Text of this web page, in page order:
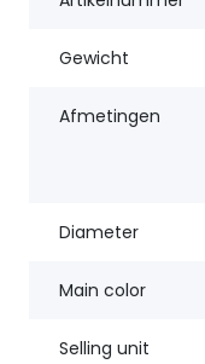
Gewicht
Afmetingen
Diameter
Main color
Selling unit